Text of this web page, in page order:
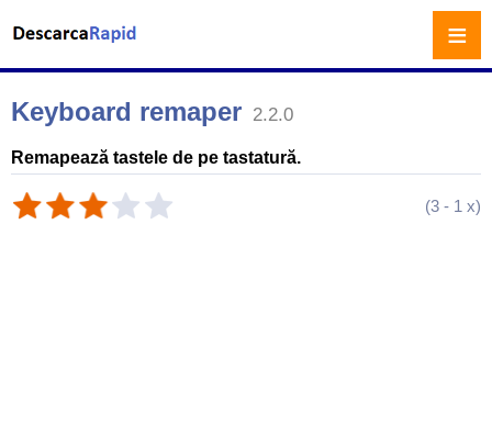
Keyboard remaper 2.2.0
Remapează tastele de pe tastatură.
(3 - 1 x)
≡